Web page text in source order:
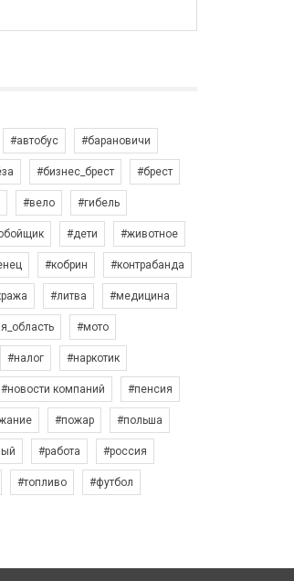
#автобус #барановичи
#бизнес_брест #брест
#вело #гибель
#дети #животное
#кобрин #контрабанда
#литва #медицина
#мото
#налог #наркотик
#новости компаний #пенсия
#пожар #польша
#работа #россия
#топливо #футбол